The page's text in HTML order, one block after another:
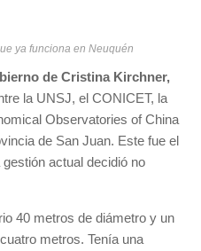
ya funciona en Neuquén
de Cristina Kirchner,
la UNSJ, el CONICET, la
Observatories of China
de San Juan. Este fue el
actual decidió no
40 metros de diámetro y un
metros. Tenía una